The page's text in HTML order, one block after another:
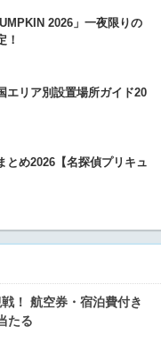
2026」一夜限りの
！
エリア別設置場所ガイド20
とめ2026【名探偵プリキュ
！ 航空券・宿泊費付き
たる